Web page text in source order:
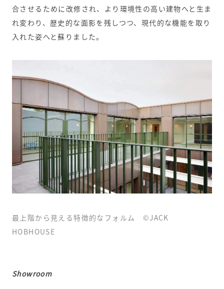
合させるために改修され、より環境性の高い建物へと生ま
れ変わり、歴史的な面影を残しつつ、現代的な機能を取り
入れた姿へと蘇りました。
最上階から見える特徴的なフォルム ©JACK
HOBHOUSE
Showroom